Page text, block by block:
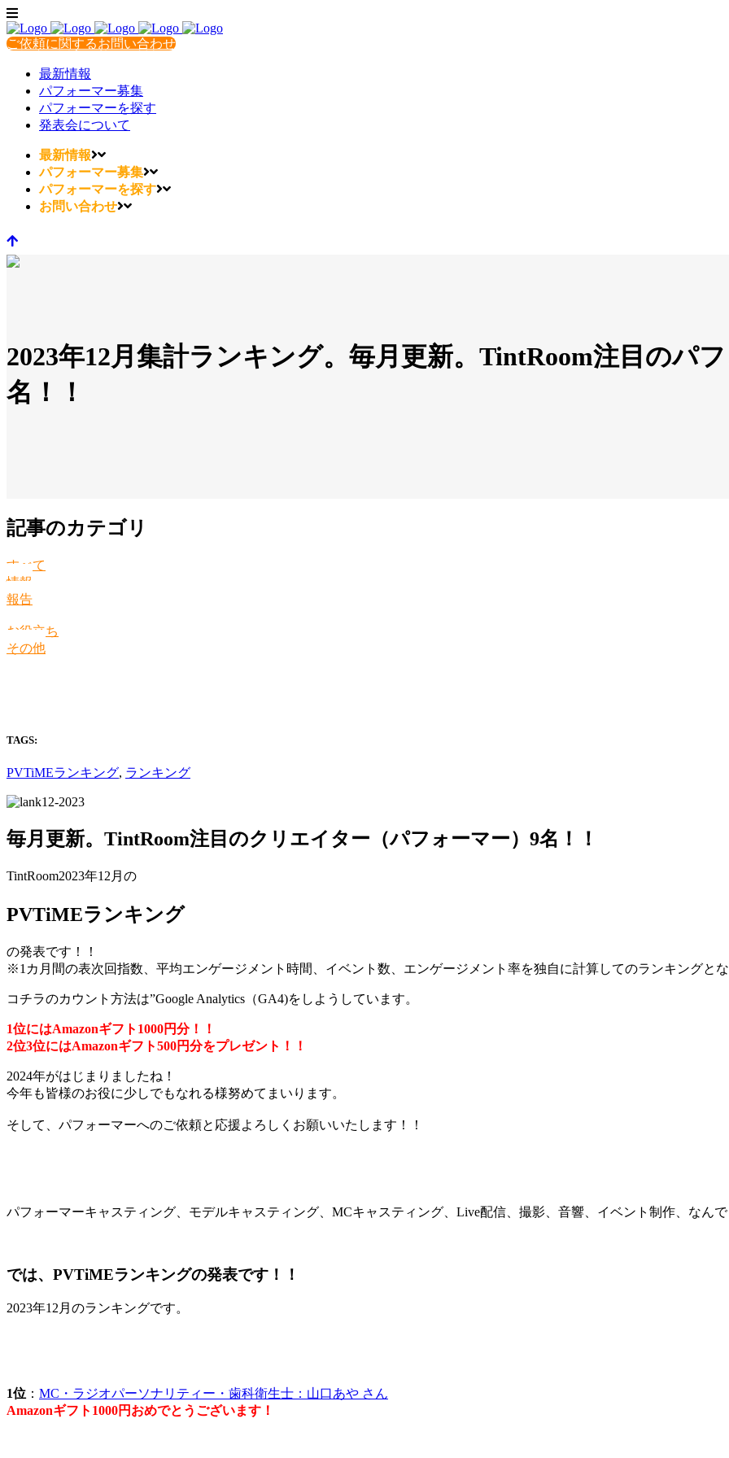
ご依頼に関するお問い合わせ
最新情報
パフォーマー募集
パフォーマーを探す
発表会について
最新情報
パフォーマー募集
パフォーマーを探す
お問い合わせ
2023年12月集計ランキング。毎月更新。TintRoom注目のパ
名！！
記事のカテゴリ
すべて
情報
報告
お役立ち
その他
TAGS:
PVTiMEランキング, ランキング
毎月更新。TintRoom注目のクリエイター（パフォーマー）9名！！
TintRoom2023年12月の
PVTiMEランキング
の発表です！！
※1カ月間の表次回指数、平均エンゲージメント時間、イベント数、エンゲージメント率を独自に計算してのランキングとな
コチラのカウント方法は”Google Analytics（GA4)をしようしています。
1位にはAmazonギフト1000円分！！
2位3位にはAmazonギフト500円分をプレゼント！！
2024年がはじまりましたね！
今年も皆様のお役に少しでもなれる様努めてまいります。
そして、パフォーマーへのご依頼と応援よろしくお願いいたします！！
パフォーマーキャスティング、モデルキャスティング、MCキャスティング、Live配信、撮影、音響、イベント制作、なん
では、PVTiMEランキングの発表です！！
2023年12月のランキングです。
1位 ： MC・ラジオパーソナリティー・歯科衛生士：山口あや さん
Amazonギフト1000円おめでとうございます！